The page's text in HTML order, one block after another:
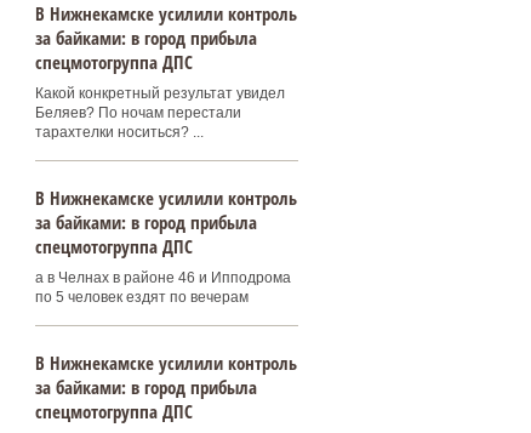
В Нижнекамске усилили контроль
за байками: в город прибыла
спецмотогруппа ДПС
Какой конкретный результат увидел
Беляев? По ночам перестали
тарахтелки носиться? ...
В Нижнекамске усилили контроль
за байками: в город прибыла
спецмотогруппа ДПС
а в Челнах в районе 46 и Ипподрома
по 5 человек ездят по вечерам
В Нижнекамске усилили контроль
за байками: в город прибыла
спецмотогруппа ДПС